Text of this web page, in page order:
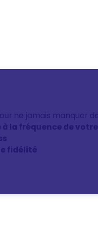
ne jamais manquer
la fréquence de
fidélité